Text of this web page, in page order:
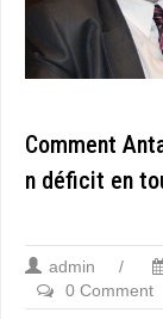
Comment
n déficit en
admin /
0 Comment